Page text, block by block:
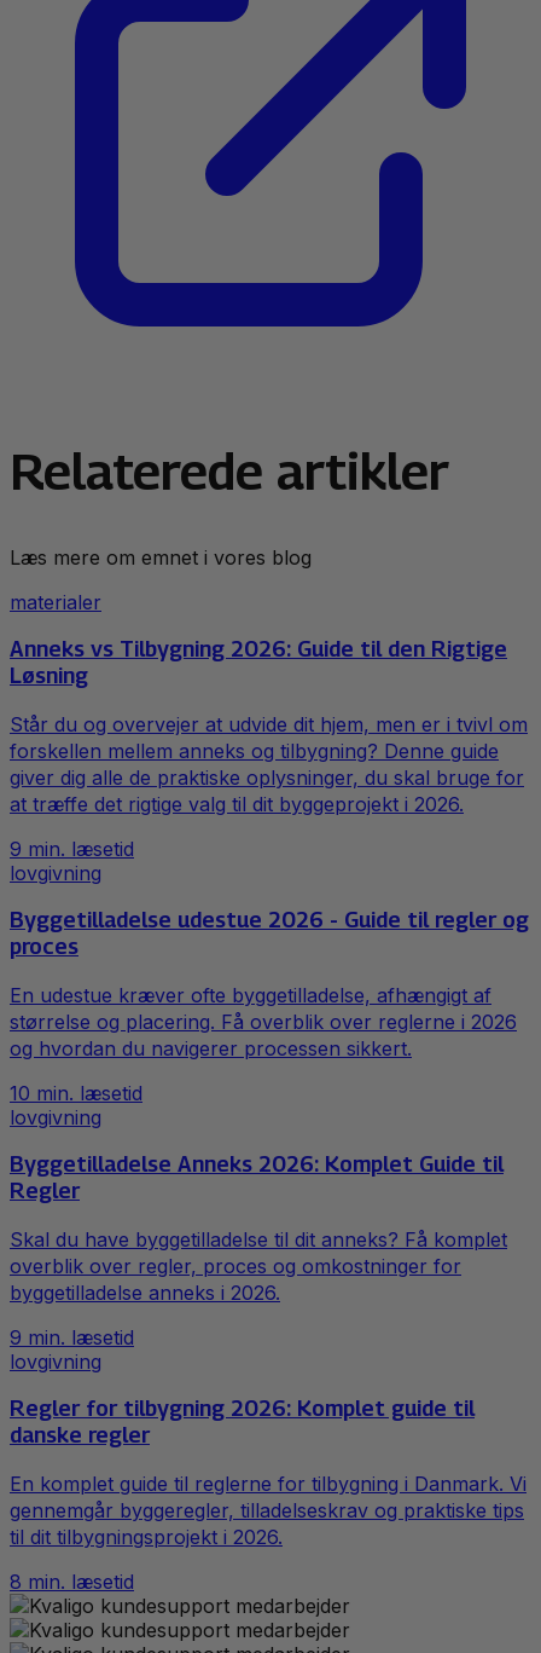
Relaterede artikler
Læs mere om emnet i vores blog
materialer
Anneks vs Tilbygning 2026: Guide til den Rigtige
Løsning
Står du og overvejer at udvide dit hjem, men er i tvivl om
forskellen mellem anneks og tilbygning? Denne guide
giver dig alle de praktiske oplysninger, du skal bruge for
at træffe det rigtige valg til dit byggeprojekt i 2026.
9 min. læsetid
lovgivning
Byggetilladelse udestue 2026 - Guide til regler og
proces
En udestue kræver ofte byggetilladelse, afhængigt af
størrelse og placering. Få overblik over reglerne i 2026
og hvordan du navigerer processen sikkert.
10 min. læsetid
lovgivning
Byggetilladelse Anneks 2026: Komplet Guide til
Regler
Skal du have byggetilladelse til dit anneks? Få komplet
overblik over regler, proces og omkostninger for
byggetilladelse anneks i 2026.
9 min. læsetid
lovgivning
Regler for tilbygning 2026: Komplet guide til
danske regler
En komplet guide til reglerne for tilbygning i Danmark. Vi
gennemgår byggeregler, tilladelseskrav og praktiske tips
til dit tilbygningsprojekt i 2026.
8 min. læsetid